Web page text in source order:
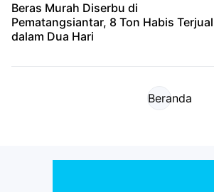
Beras Murah Diserbu di
Pematangsiantar, 8 Ton Habis Terjual
dalam Dua Hari
Beranda